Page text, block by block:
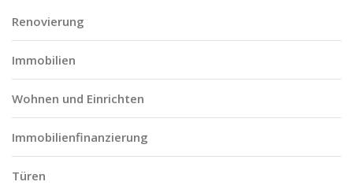
Renovierung
Immobilien
Wohnen und Einrichten
Immobilienfinanzierung
Türen